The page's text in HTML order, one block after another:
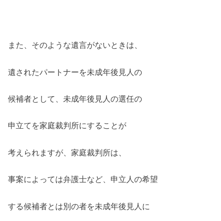
また、そのような遺言がないときは、
遺されたパートナーを未成年後見人の
候補者として、未成年後見人の選任の
申立てを家庭裁判所にすることが
考えられますが、家庭裁判所は、
事案によっては弁護士など、申立人の希望
する候補者とは別の者を未成年後見人に